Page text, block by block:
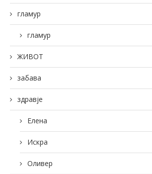
гламур
гламур
ЖИВОТ
забава
здравје
Елена
Искра
Оливер